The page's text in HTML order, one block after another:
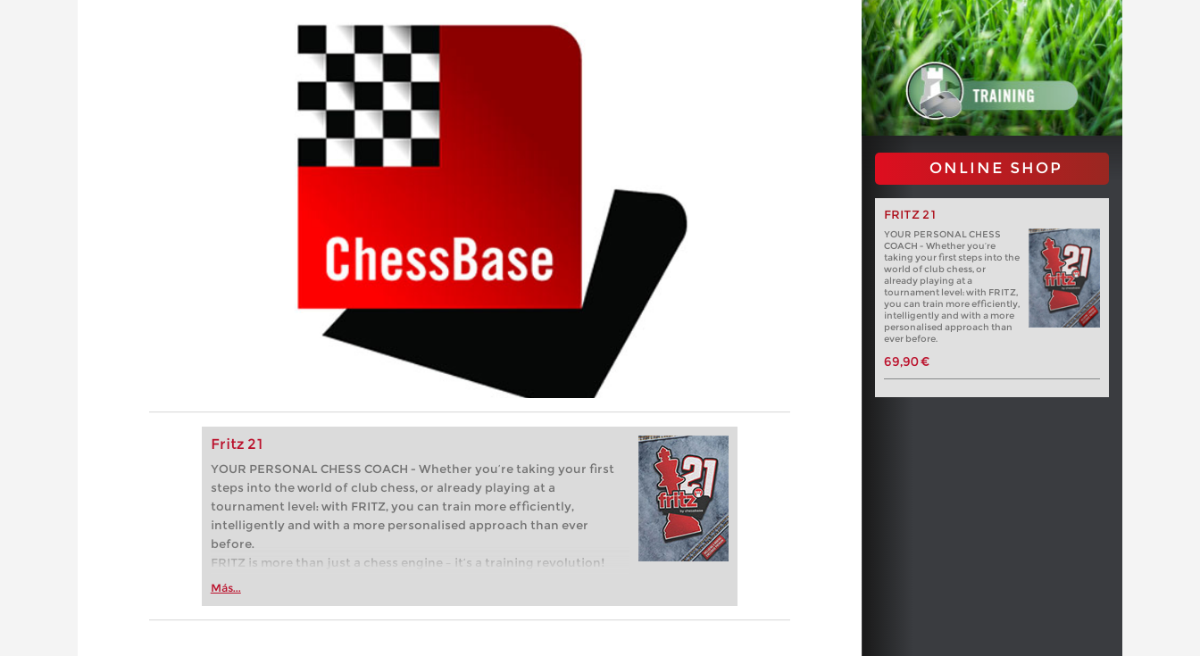
Fritz 21
YOUR PERSONAL CHESS COACH - Whether you’re taking your first
steps into the world of club chess, or already playing at a
tournament level: with FRITZ, you can train more efficiently,
intelligently and with a more personalised approach than ever
before.
FRITZ is more than just a chess engine – it’s a training revolution!
Whether you’re taking your first steps into the world of club chess,
more efficiently, intelligently and with a more personalised
Más...
ONLINE SHOP
FRITZ 21
YOUR PERSONAL CHESS
COACH - Whether you’re
taking your first steps into the
world of club chess, or
already playing at a
tournament level: with FRITZ,
you can train more efficiently,
intelligently and with a more
personalised approach than
ever before.
69,90 €